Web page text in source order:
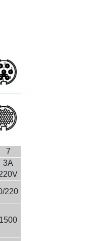
7
3A
220
1500